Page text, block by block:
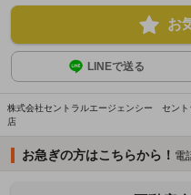
お
LINEで送る
株式会社セントラルエージェンシー セン
店
お急ぎの方はこちらから！ 電